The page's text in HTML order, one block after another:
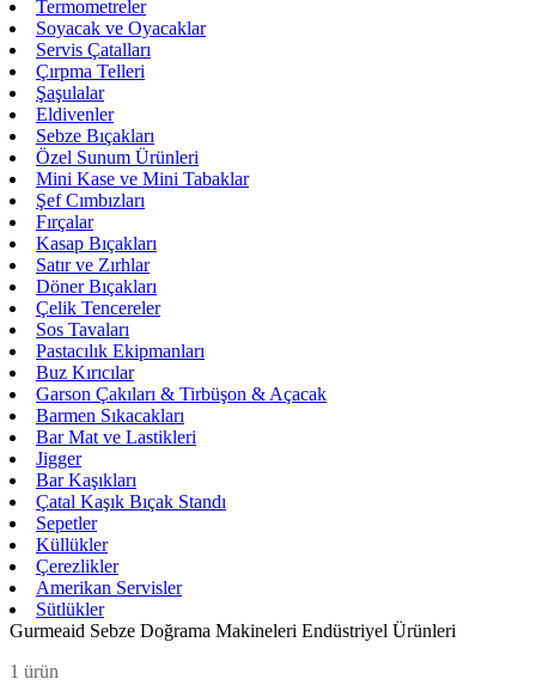
Termometreler
Soyacak ve Oyacaklar
Servis Çatalları
Çırpma Telleri
Şaşulalar
Eldivenler
Sebze Bıçakları
Özel Sunum Ürünleri
Mini Kase ve Mini Tabaklar
Şef Cımbızları
Fırçalar
Kasap Bıçakları
Satır ve Zırhlar
Döner Bıçakları
Çelik Tencereler
Sos Tavaları
Pastacılık Ekipmanları
Buz Kırıcılar
Garson Çakıları & Tirbüşon & Açacak
Barmen Sıkacakları
Bar Mat ve Lastikleri
Jigger
Bar Kaşıkları
Çatal Kaşık Bıçak Standı
Sepetler
Küllükler
Çerezlikler
Amerikan Servisler
Sütlükler
Gurmeaid Sebze Doğrama Makineleri Endüstriyel Ürünleri
1 ürün